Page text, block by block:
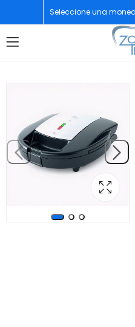
Seleccione una